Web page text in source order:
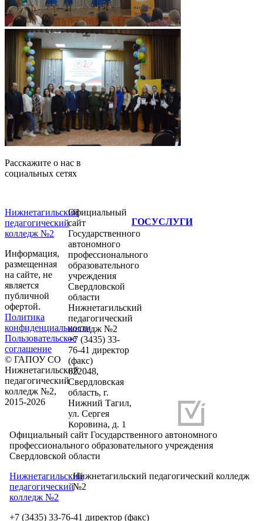
Расскажите о нас в
социальных сетях
Нижнетагильский
педагогический
колледж №2
Информация,
размещенная
на сайте, не
является
публичной
офертой.
Политика
конфиденциальности
Пользовательское
соглашение
© ГАПОУ СО
Нижнетагильский
педагогический
колледж №2,
2015-2026
Официальный
сайт
Государственного
автономного
профессионального
образовательного
учреждения
Свердловской
области
Нижнетагильский
педагогический
колледж №2
+7 (3435) 33-
76-41 директор
(факс)
622048,
Свердловская
область, г.
Нижний Тагил,
ул. Сергея
Коровина, д. 1
ГОСУСЛУГИ
Разработка и продвижение сайтов
Официальный сайт Государственного автономного
профессионального образовательного учреждения
Свердловской области
Нижнетагильский
педагогический
колледж №2
Нижнетагильский педагогический колледж
№2
+7 (3435) 33-76-41 директор (факс)